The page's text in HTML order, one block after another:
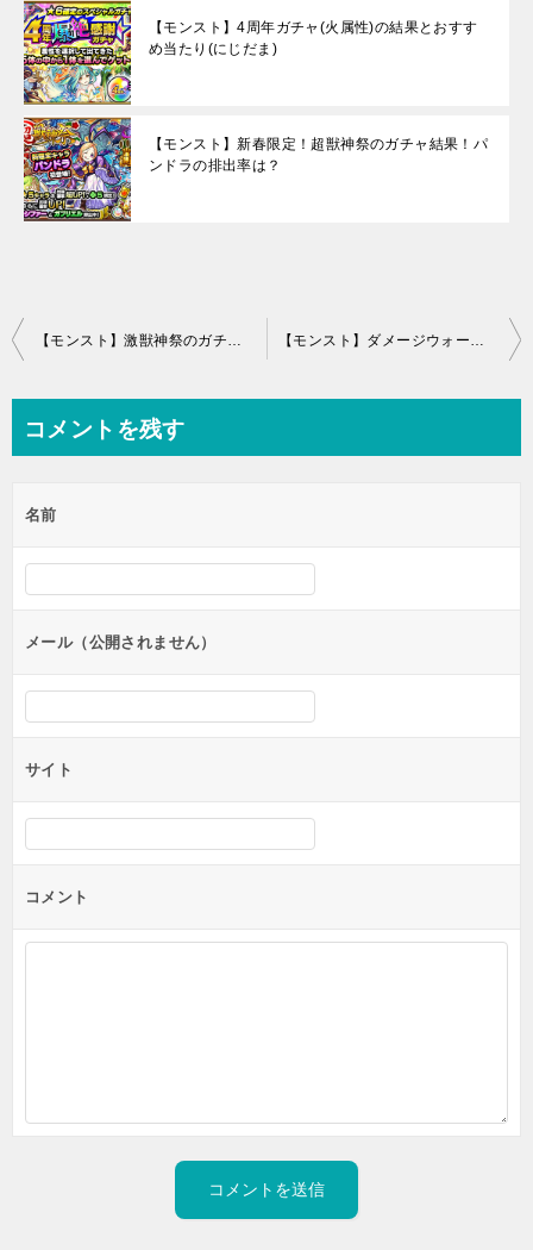
【モンスト】4周年ガチャ(火属性)の結果とおすす
め当たり(にじだま)
【モンスト】新春限定！超獣神祭のガチャ結果！パ
ンドラの排出率は？
投
ビ
ー
シ
ョ
ン
【モンスト】激獣神祭のガチャ結果！2日目はアリスやロビンフッドが対象 【モンスト】ダメージウォールマスターズのガチャ結果まとめ
コメントを残す
名前
メール（公開されません）
サイト
コメント